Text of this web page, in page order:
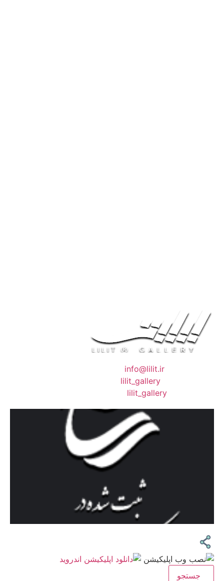
info@lilit.ir
lilit_gallery
lilit_gallery
جستجو